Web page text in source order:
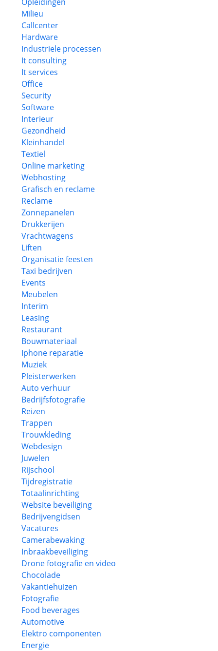
Milieu
Callcenter
Hardware
Industriele processen
It consulting
It services
Office
Security
Software
Interieur
Gezondheid
Kleinhandel
Textiel
Online marketing
Webhosting
Grafisch en reclame
Reclame
Zonnepanelen
Drukkerijen
Vrachtwagens
Liften
Organisatie feesten
Taxi bedrijven
Events
Meubelen
Interim
Leasing
Restaurant
Bouwmateriaal
Iphone reparatie
Muziek
Pleisterwerken
Auto verhuur
Bedrijfsfotografie
Reizen
Trappen
Trouwkleding
Webdesign
Juwelen
Rijschool
Tijdregistratie
Totaalinrichting
Website beveiliging
Bedrijvengidsen
Vacatures
Camerabewaking
Inbraakbeveiliging
Drone fotografie en video
Chocolade
Vakantiehuizen
Fotografie
Food beverages
Automotive
Elektro componenten
Energie